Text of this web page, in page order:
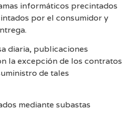
informáticos precintados
por el consumidor y
diaria, publicaciones
la excepción de los contratos
de tales
mediante subastas